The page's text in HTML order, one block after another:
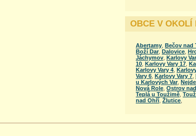
OBCE V OKOLÍ
Abertamy Bečov nad
Boží Dar, Dalovice
Jáchymov Karlovy
10 Karlovy Vary 17
Karlovy Vary 4
Vary 6 Karlovy Vary 7
u Karlových Var,
Nová Role Ostrov
Teplá u Toužimě
nad Ohří Žlutice